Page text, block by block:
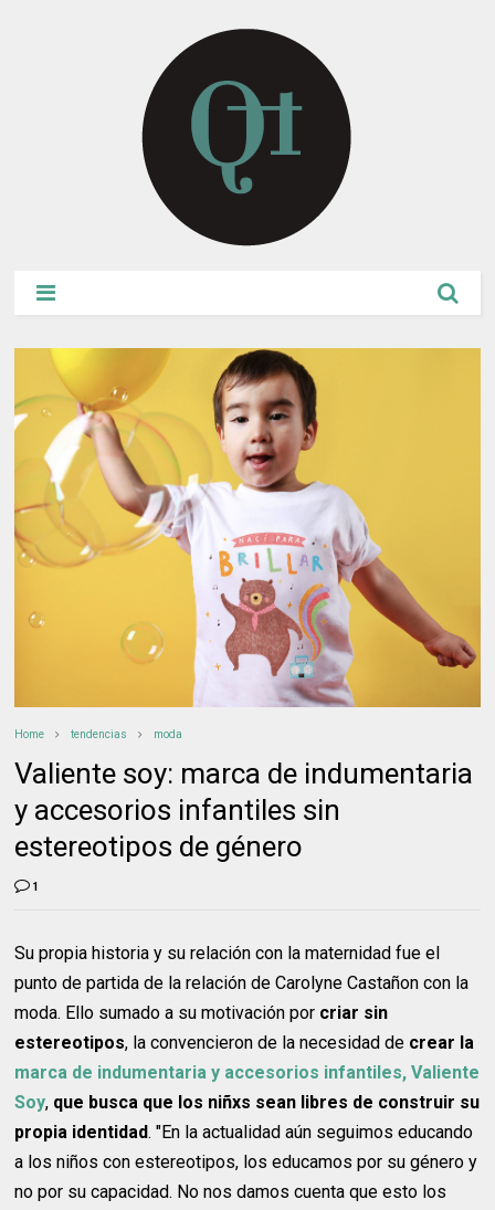
Home tendencias moda
Valiente soy: marca de indumentaria
y accesorios infantiles sin
estereotipos de género
1
Su propia historia y su relación con la maternidad fue el
punto de partida de la relación de Carolyne Castañon con la
moda. Ello sumado a su motivación por criar sin
estereotipos, la convencieron de la necesidad de crear la
marca de indumentaria y accesorios infantiles, Valiente
Soy, que busca que los niñxs sean libres de construir su
propia identidad. "En la actualidad aún seguimos educando
a los niños con estereotipos, los educamos por su género y
no por su capacidad. No nos damos cuenta que esto los